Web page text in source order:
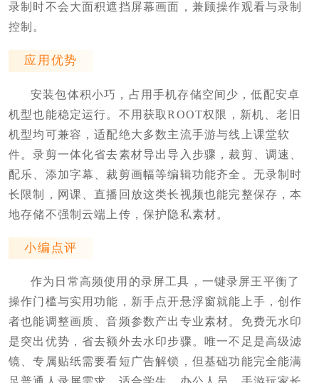
录制时不会大面积遮挡屏幕画面，兼顾操作观看与录制
控制。
应用优势
安装包体积小巧，占用手机存储空间少，低配安卓
机型也能稳定运行。不用获取ROOT权限，新机、老旧
机型均可兼容，适配绝大多数主流手游与线上课堂软
件。录剪一体化省去素材导出导入步骤，裁剪、调速、
配乐、添加字幕、裁剪画幅等编辑功能齐全。无录制时
长限制，网课、直播回放这类长视频也能完整保存，本
地存储不强制云端上传，保护隐私素材。
小编点评
作为日常高频使用的录屏工具，一键录屏王平衡了
操作门槛与实用功能，新手点开悬浮窗就能上手，创作
者也能调整画质、音频参数产出专业素材。免费无水印
是突出优势，省去额外去水印步骤。唯一不足是高级滤
镜、专属贴纸需要看短广告解锁，但基础功能完全能满